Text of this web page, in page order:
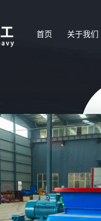
首页 关于我们